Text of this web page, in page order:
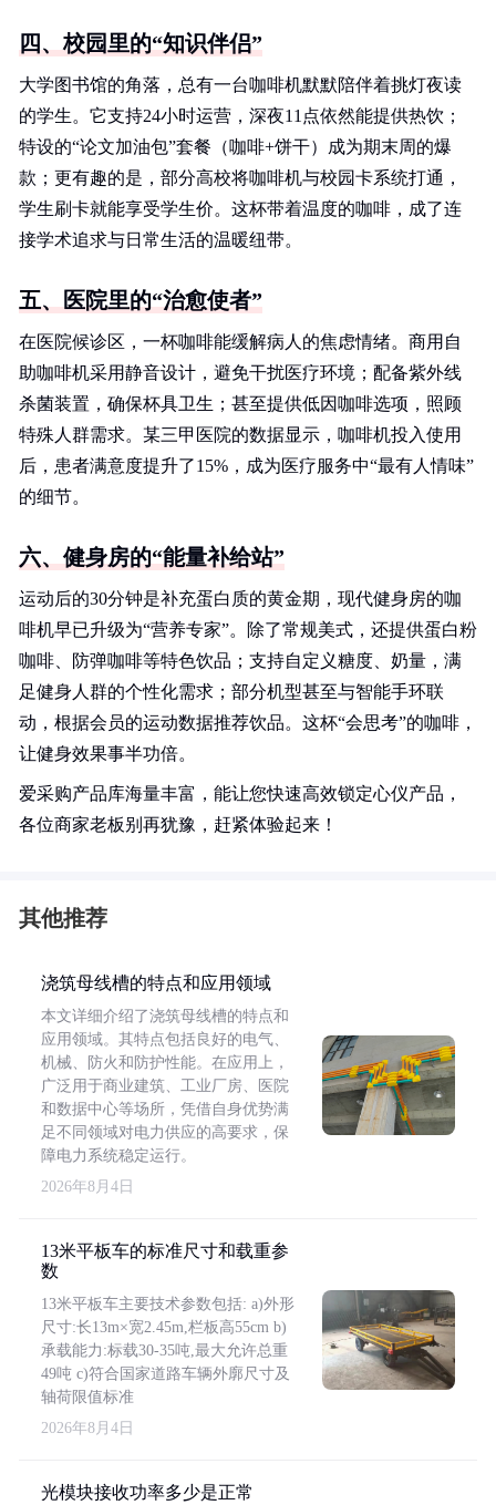
四、校园里的“知识伴侣”
大学图书馆的角落，总有一台咖啡机默默陪伴着挑灯夜读
的学生。它支持24小时运营，深夜11点依然能提供热饮；
特设的“论文加油包”套餐（咖啡+饼干）成为期末周的爆
款；更有趣的是，部分高校将咖啡机与校园卡系统打通，
学生刷卡就能享受学生价。这杯带着温度的咖啡，成了连
接学术追求与日常生活的温暖纽带。
五、医院里的“治愈使者”
在医院候诊区，一杯咖啡能缓解病人的焦虑情绪。商用自
助咖啡机采用静音设计，避免干扰医疗环境；配备紫外线
杀菌装置，确保杯具卫生；甚至提供低因咖啡选项，照顾
特殊人群需求。某三甲医院的数据显示，咖啡机投入使用
后，患者满意度提升了15%，成为医疗服务中“最有人情味”
的细节。
六、健身房的“能量补给站”
运动后的30分钟是补充蛋白质的黄金期，现代健身房的咖
啡机早已升级为“营养专家”。除了常规美式，还提供蛋白粉
咖啡、防弹咖啡等特色饮品；支持自定义糖度、奶量，满
足健身人群的个性化需求；部分机型甚至与智能手环联
动，根据会员的运动数据推荐饮品。这杯“会思考”的咖啡，
让健身效果事半功倍。
爱采购产品库海量丰富，能让您快速高效锁定心仪产品，
各位商家老板别再犹豫，赶紧体验起来！
其他推荐
浇筑母线槽的特点和应用领域
本文详细介绍了浇筑母线槽的特点和
应用领域。其特点包括良好的电气、
机械、防火和防护性能。在应用上，
广泛用于商业建筑、工业厂房、医院
和数据中心等场所，凭借自身优势满
足不同领域对电力供应的高要求，保
障电力系统稳定运行。
2026年8月4日
13米平板车的标准尺寸和载重参
数
13米平板车主要技术参数包括: a)外形
尺寸:长13m×宽2.45m,栏板高55cm b)
承载能力:标载30-35吨,最大允许总重
49吨 c)符合国家道路车辆外廓尺寸及
轴荷限值标准
2026年8月4日
光模块接收功率多少是正常